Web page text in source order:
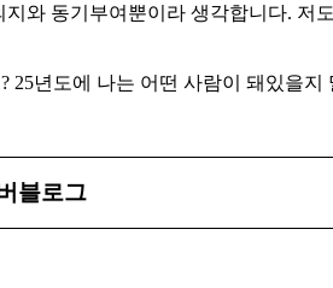
와 동기부여뿐이라 생각합니다.
25년도에 나는 어떤 사람이 돼있을지
블로그